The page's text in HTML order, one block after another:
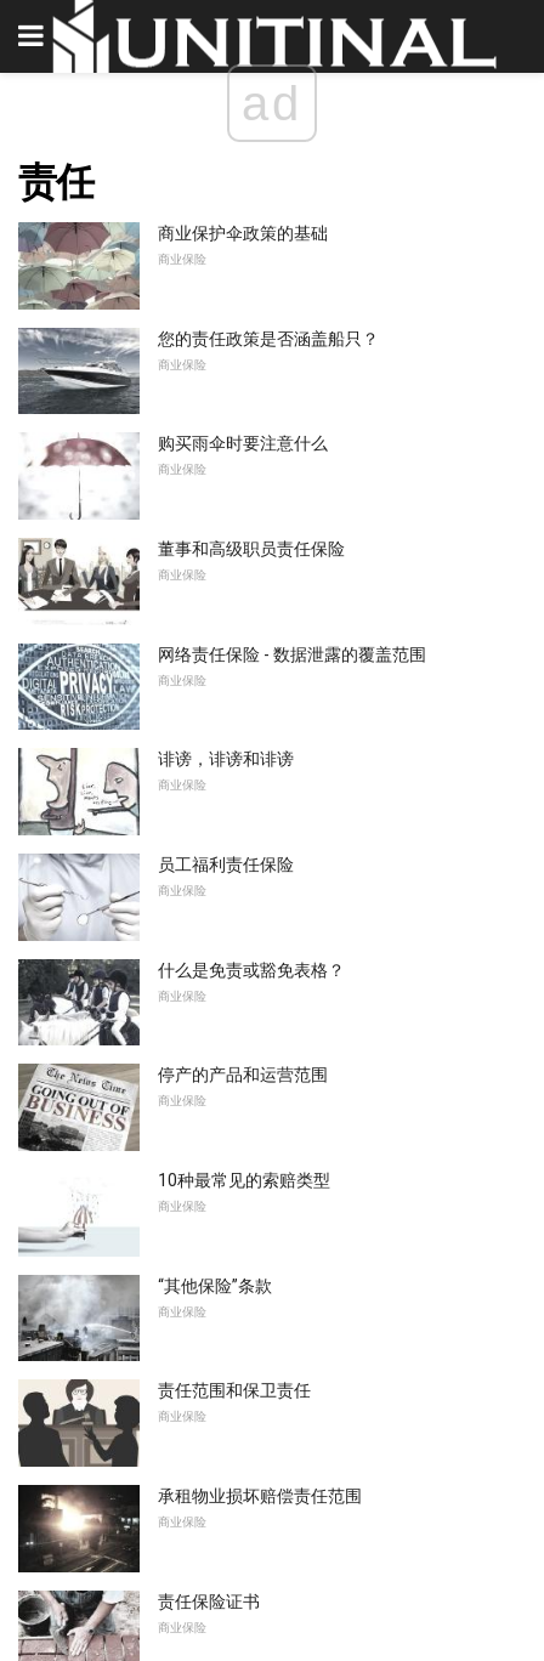
ad
责任
商业保护伞政策的基础
商业保险
您的责任政策是否涵盖船只？
商业保险
购买雨伞时要注意什么
商业保险
董事和高级职员责任保险
商业保险
网络责任保险 - 数据泄露的覆盖范围
商业保险
诽谤，诽谤和诽谤
商业保险
员工福利责任保险
商业保险
什么是免责或豁免表格？
商业保险
停产的产品和运营范围
商业保险
10种最常见的索赔类型
商业保险
“其他保险”条款
商业保险
责任范围和保卫责任
商业保险
承租物业损坏赔偿责任范围
商业保险
责任保险证书
商业保险